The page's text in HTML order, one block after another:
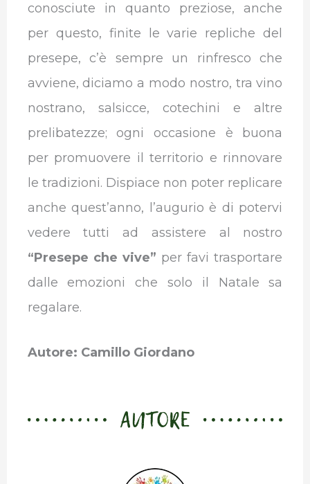
conosciute in quanto preziose, anche
per questo, finite le varie repliche del
presepe, c’è sempre un rinfresco che
avviene, diciamo a modo nostro, tra vino
nostrano, salsicce, cotechini e altre
prelibatezze; ogni occasione è buona
per promuovere il territorio e rinnovare
le tradizioni. Dispiace non poter replicare
anche quest’anno, l’augurio è di potervi
vedere tutti ad assistere al nostro
“Presepe che vive” per favi trasportare
dalle emozioni che solo il Natale sa
regalare.
Autore: Camillo Giordano
AUTORE